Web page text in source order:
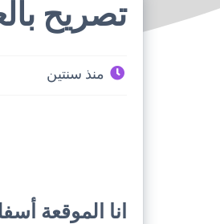
تصريح
منذ سنتين
انا الموقعة